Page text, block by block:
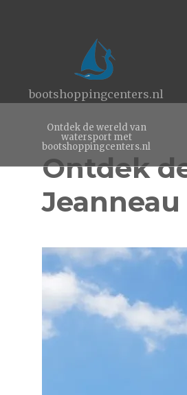
bootshoppingcenters.nl
Ontdek de wereld van
watersport met
bootshoppingcenters.nl
Ontdek